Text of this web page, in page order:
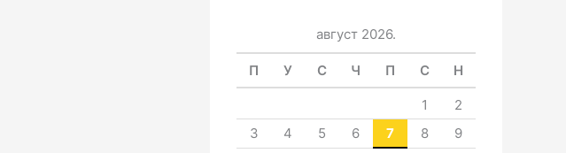
август 2026.
П У С Ч П С Н
1
2
3
4 5 6 7 8
9